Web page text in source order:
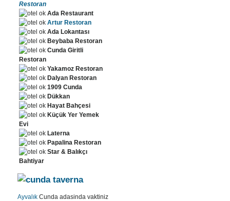
Restoran
Ada Restaurant
Artur Restoran
Ada Lokantası
Beybaba Restoran
Cunda Giritli
Restoran
Yakamoz Restoran
Dalyan Restoran
1909 Cunda
Dükkan
Hayat Bahçesi
Küçük Yer Yemek
Evi
Laterna
Papalina Restoran
Star & Balıkçı
Bahtiyar
Ayvalık Cunda adasinda vaktiniz